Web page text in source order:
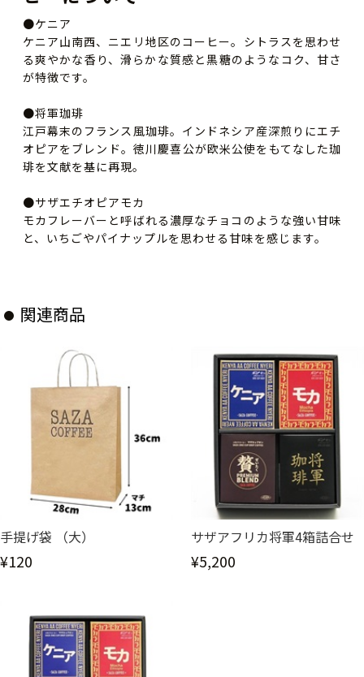
●ケニア
ケニア山南西、ニエリ地区のコーヒー。シトラスを思わせ
る爽やかな香り、滑らかな質感と黒糖のようなコク、甘さ
が特徴です。
●将軍珈琲
江戸幕末のフランス風珈琲。インドネシア産深煎りにエチ
オピアをブレンド。徳川慶喜公が欧米公使をもてなした珈
琲を文献を基に再現。
●サザエチオピアモカ
モカフレーバーと呼ばれる濃厚なチョコのような強い甘味
と、いちごやパイナップルを思わせる甘味を感じます。
関連商品
手提げ袋 （大）
¥120
サザアフリカ将軍4箱詰合せ
¥5,200